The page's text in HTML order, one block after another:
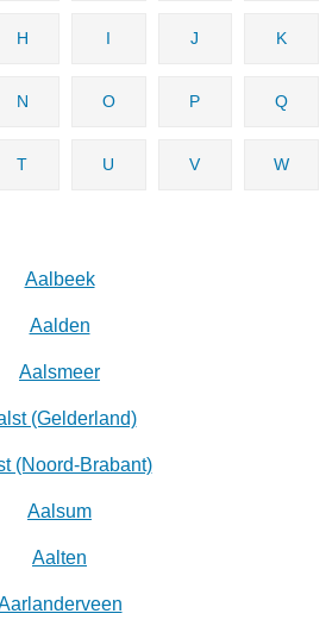
H I J K
N O P Q
T U V W
Aalbeek
Aalden
Aalsmeer
(Gelderland)
(Noord-Brabant)
Aalsum
Aalten